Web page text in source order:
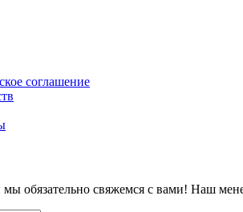
соглашение
обязательно свяжемся с вами! Наш